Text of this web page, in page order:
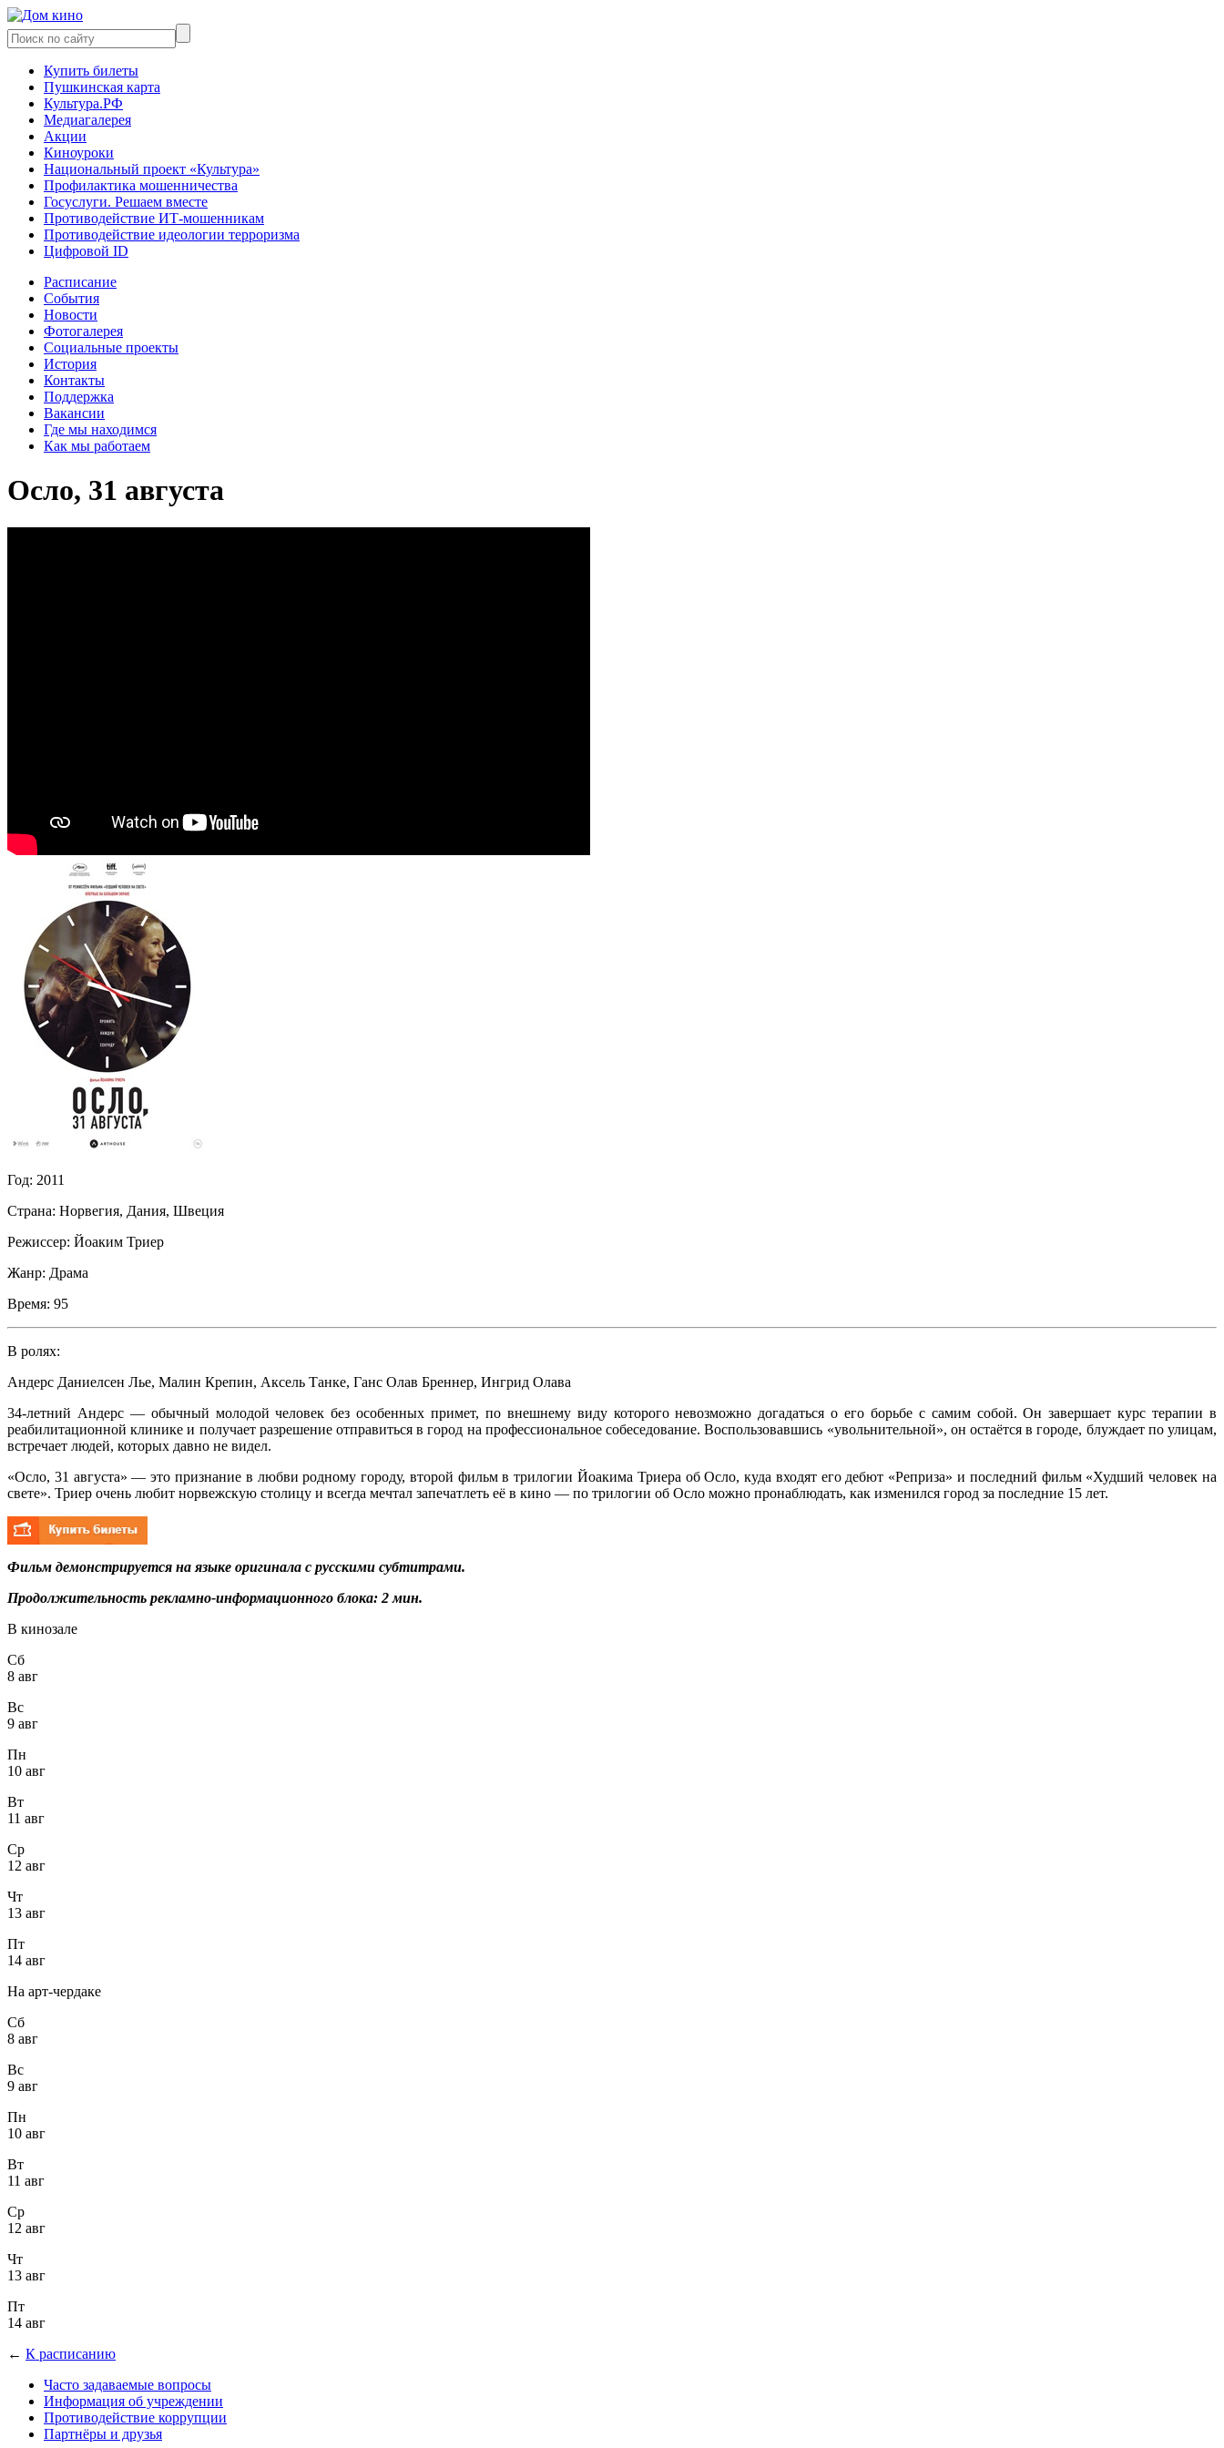
Купить билеты
Пушкинская карта
Культура.РФ
Медиагалерея
Акции
Киноуроки
Национальный проект «Культура»
Профилактика мошенничества
Госуслуги. Решаем вместе
Противодействие ИТ-мошенникам
Противодействие идеологии терроризма
Цифровой ID
Расписание
События
Новости
Фотогалерея
Социальные проекты
История
Контакты
Поддержка
Вакансии
Где мы находимся
Как мы работаем
Осло, 31 августа
Год: 2011
Страна: Норвегия, Дания, Швеция
Режиссер: Йоаким Триер
Жанр: Драма
Время: 95
В ролях:
Андерс Даниелсен Лье, Малин Крепин, Аксель Танке, Ганс Олав Бреннер, Ингрид Олава
34-летний Андерс — обычный молодой человек без особенных примет, по внешнему виду которого невозможно догадаться о его борьбе с самим собой. Он завершает курс терапии в
реабилитационной клинике и получает разрешение отправиться в город на профессиональное собеседование. Воспользовавшись «увольнительной», он остаётся в городе, блуждает по улицам,
встречает людей, которых давно не видел.
«Осло, 31 августа» — это признание в любви родному городу, второй фильм в трилогии Йоакима Триера об Осло, куда входят его дебют «Реприза» и последний фильм «Худший человек на
свете». Триер очень любит норвежскую столицу и всегда мечтал запечатлеть её в кино — по трилогии об Осло можно пронаблюдать, как изменился город за последние 15 лет.
Фильм демонстрируется на языке оригинала с русскими субтитрами.
Продолжительность рекламно-информационного блока: 2 мин.
В кинозале
Сб
8 авг
Вс
9 авг
Пн
10 авг
Вт
11 авг
Ср
12 авг
Чт
13 авг
Пт
14 авг
На арт-чердаке
Сб
8 авг
Вс
9 авг
Пн
10 авг
Вт
11 авг
Ср
12 авг
Чт
13 авг
Пт
14 авг
← К расписанию
Часто задаваемые вопросы
Информация об учреждении
Противодействие коррупции
Партнёры и друзья